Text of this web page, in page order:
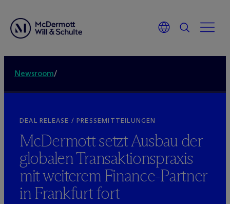
Newsroom/
DEAL RELEASE / PRESSEMITTEILUNGEN
McDermott setzt Ausbau der
globalen Transaktionspraxis
mit weiterem Finance-Partner
in Frankfurt fort